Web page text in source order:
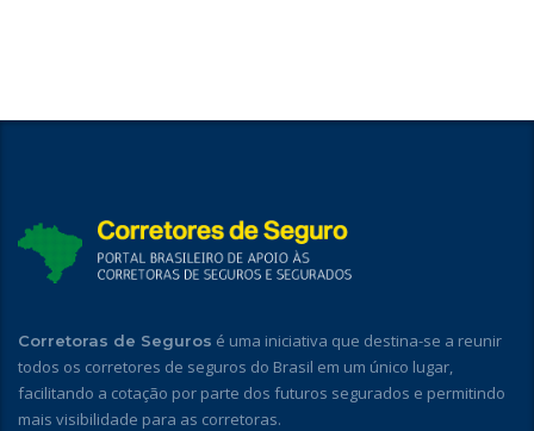
Corretoras de Seguros é uma iniciativa que destina-se a reunir
todos os corretores de seguros do Brasil em um único lugar,
facilitando a cotação por parte dos futuros segurados e permitindo
mais visibilidade para as corretoras.